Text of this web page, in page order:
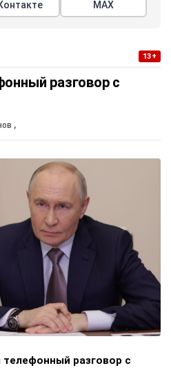
МАХ
13+
разговор с
,
разговор с